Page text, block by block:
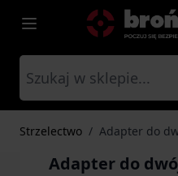
Przejdź do treści
Strzelectwo / Adapter do
Adapter do